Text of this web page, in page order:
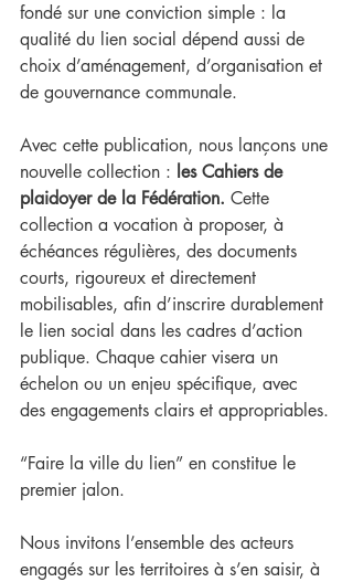
fondé sur une conviction simple : la
qualité du lien social dépend aussi de
choix d’aménagement, d’organisation et
de gouvernance communale.
Avec cette publication, nous lançons une
nouvelle collection : les Cahiers de
plaidoyer de la Fédération. Cette
collection a vocation à proposer, à
échéances régulières, des documents
courts, rigoureux et directement
mobilisables, afin d’inscrire durablement
le lien social dans les cadres d’action
publique. Chaque cahier visera un
échelon ou un enjeu spécifique, avec
des engagements clairs et appropriables.
“Faire la ville du lien” en constitue le
premier jalon.
Nous invitons l’ensemble des acteurs
engagés sur les territoires à s’en saisir, à